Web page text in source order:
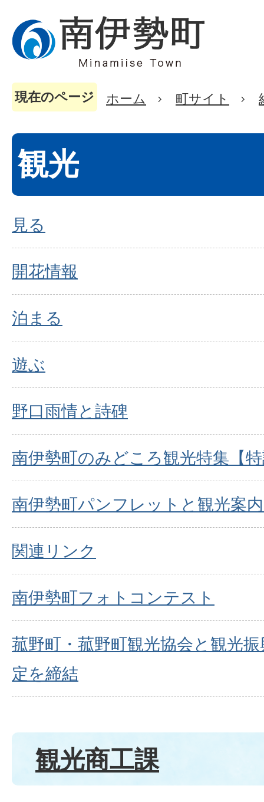
現在のページ ホーム 町サイト
観光
見る
開花情報
泊まる
遊ぶ
野口雨情と詩碑
南伊勢町のみどころ観光特集【
南伊勢町パンフレットと観光案
関連リンク
南伊勢町フォトコンテスト
菰野町・菰野町観光協会と観光
定を締結
観光商工課